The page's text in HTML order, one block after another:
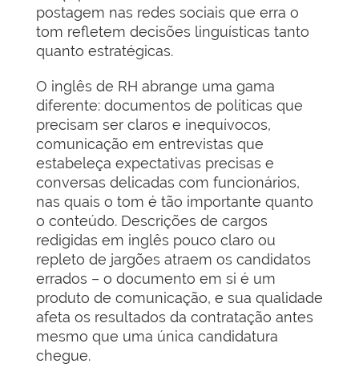
postagem nas redes sociais que erra o
tom refletem decisões linguísticas tanto
quanto estratégicas.
O inglês de RH abrange uma gama
diferente: documentos de políticas que
precisam ser claros e inequívocos,
comunicação em entrevistas que
estabeleça expectativas precisas e
conversas delicadas com funcionários,
nas quais o tom é tão importante quanto
o conteúdo. Descrições de cargos
redigidas em inglês pouco claro ou
repleto de jargões atraem os candidatos
errados – o documento em si é um
produto de comunicação, e sua qualidade
afeta os resultados da contratação antes
mesmo que uma única candidatura
chegue.